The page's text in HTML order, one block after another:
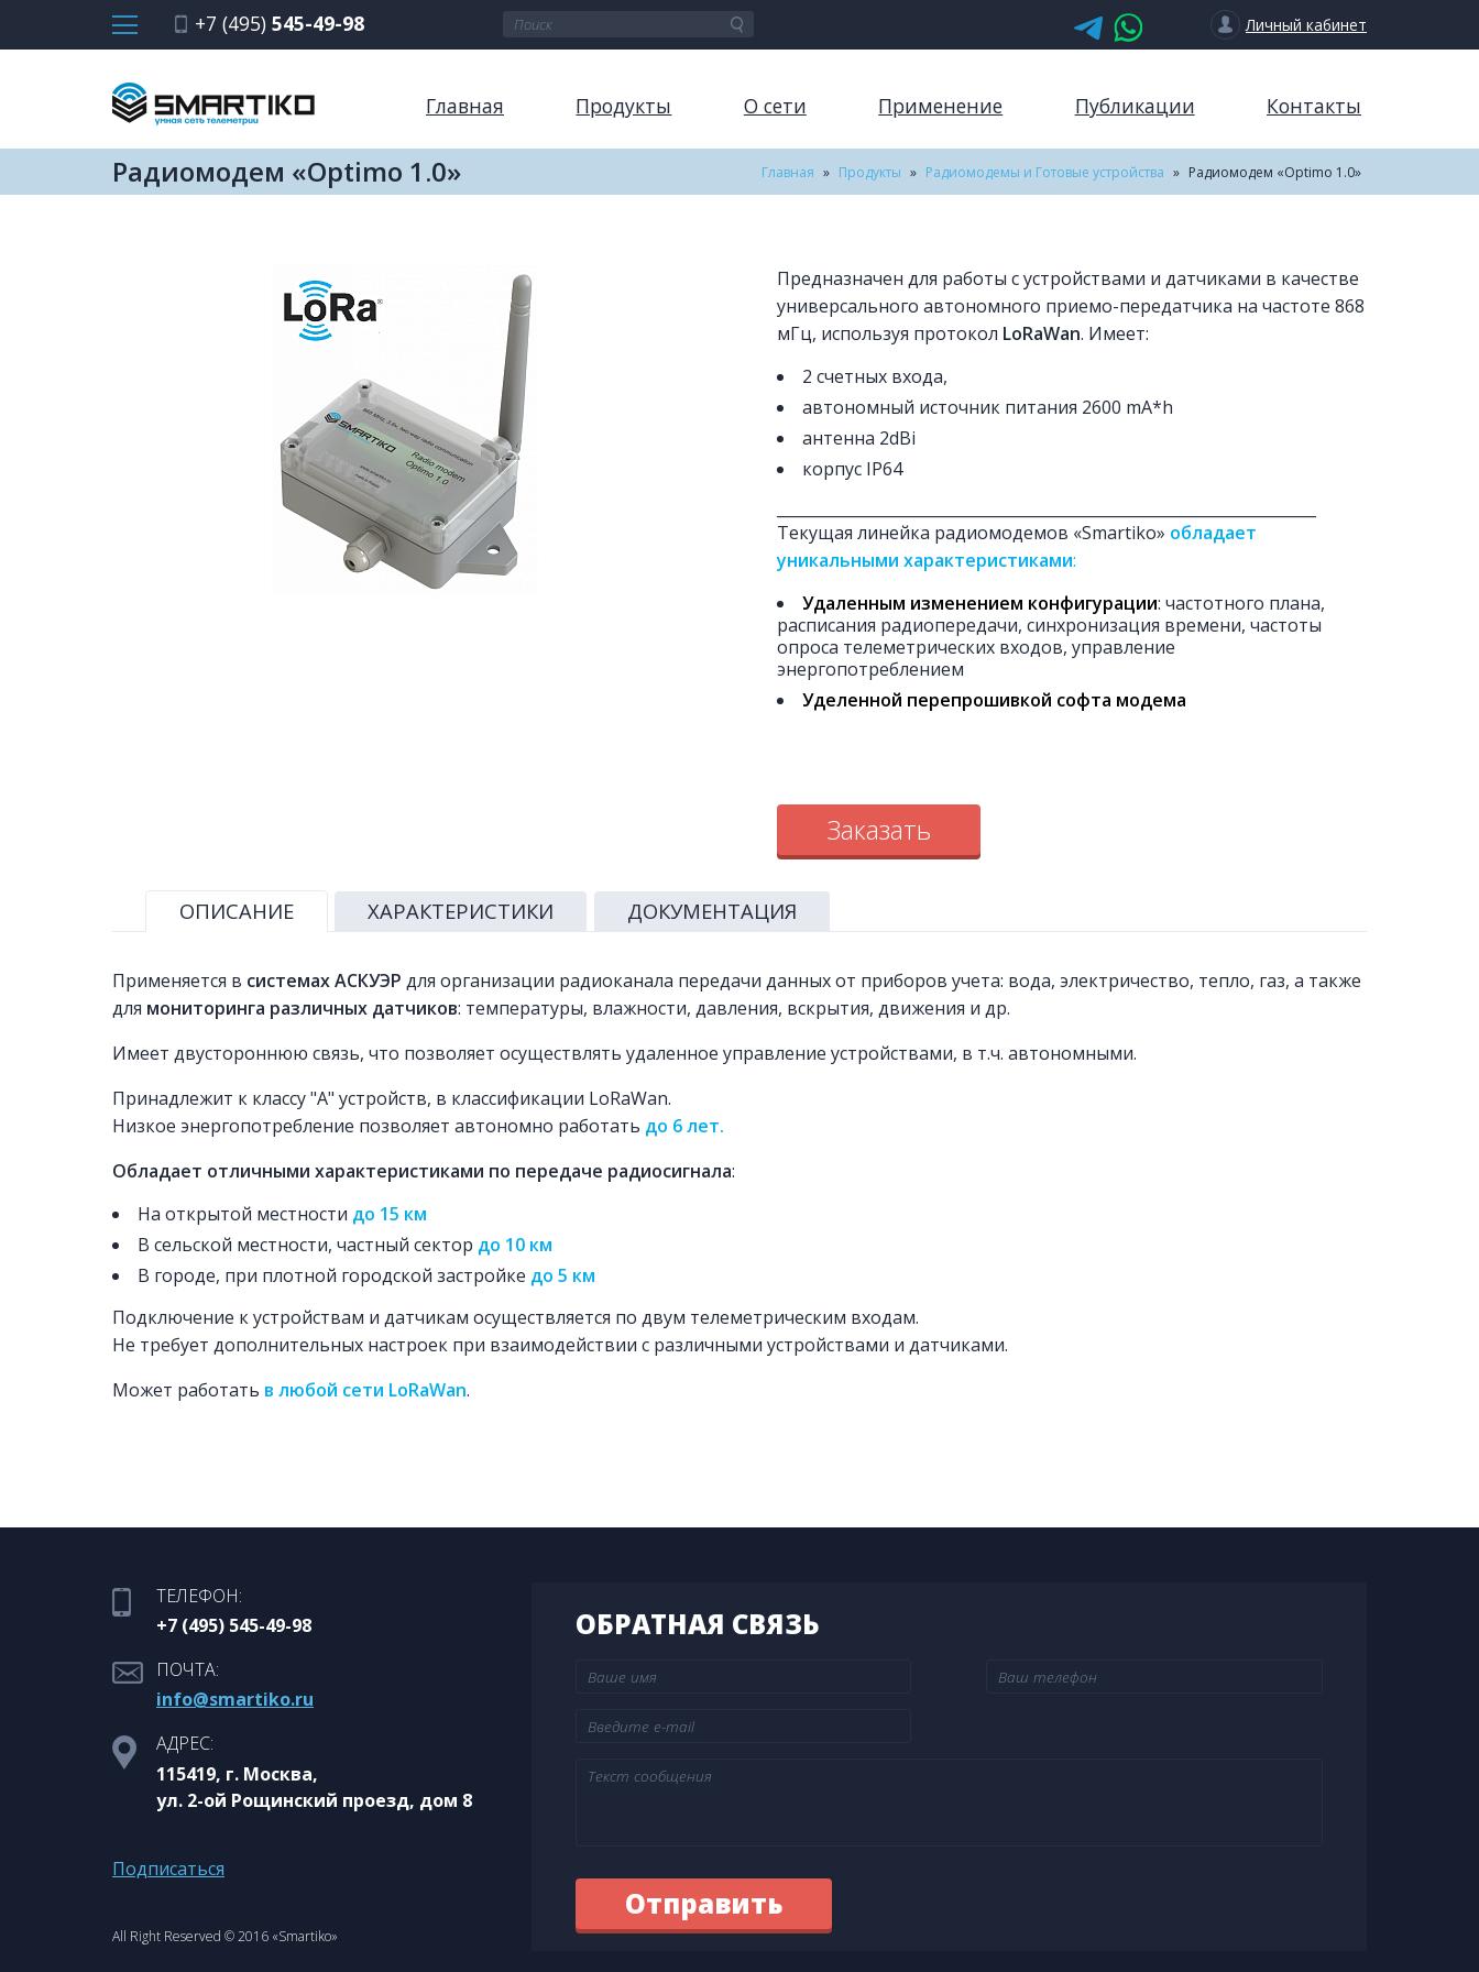
Личный кабинет
+7 (495)545-49-98
Главная Продукты О сети Применение Публикации Контакты
Радиомодем «Optimo 1.0» Главная » Продукты » Радиомодемы и Готовые устройства » Радиомодем «Optimo 1.0»
Предназначен для работы с устройствами и датчиками в качестве
универсального автономного приемо-передатчика на частоте 868
мГц, используя протокол LoRaWan. Имеет:
2 счетных входа,
автономный источник питания 2600 mA*h
антенна 2dBi
корпус IP64
Текущая линейка радиомодемов «Smartiko» обладает
уникальными характеристиками:
Удаленным изменением конфигурации: частотного плана,
расписания радиопередачи, синхронизация времени, частоты
опроса телеметрических входов, управление
энергопотреблением
Уделенной перепрошивкой софта модема
Заказать
ОПИСАНИЕ ХАРАКТЕРИСТИКИ ДОКУМЕНТАЦИЯ
Применяется в системах АСКУЭР для организации радиоканала передачи данных от приборов учета: вода, электричество, тепло, газ, а также
для мониторинга различных датчиков: температуры, влажности, давления, вскрытия, движения и др.
Имеет двустороннюю связь, что позволяет осуществлять удаленное управление устройствами, в т.ч. автономными.
Принадлежит к классу "А" устройств, в классификации LoRaWan.
Низкое энергопотребление позволяет автономно работать до 6 лет.
Обладает отличными характеристиками по передаче радиосигнала:
На открытой местности до 15 км
В сельской местности, частный сектор до 10 км
В городе, при плотной городской застройке до 5 км
Подключение к устройствам и датчикам осуществляется по двум телеметрическим входам.
Не требует дополнительных настроек при взаимодействии с различными устройствами и датчиками.
Может работать в любой сети LoRaWan.
ТЕЛЕФОН:
+7 (495) 545-49-98
ПОЧТА:
info@smartiko.ru
АДРЕС:
115419, г. Москва,
ул. 2-ой Рощинский проезд, дом 8
Подписаться
All Right Reserved © 2016 «Smartiko»
ОБРАТНАЯ СВЯЗЬ